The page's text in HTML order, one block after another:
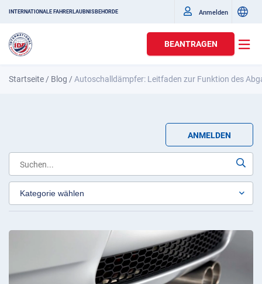
INTERNATIONALE FAHRERLAUBNISBEHÖRDE Anmelden
BEANTRAGEN
Startseite / Blog /Autoschalldämpfer: Leitfaden zur Funktion des
ANMELDEN